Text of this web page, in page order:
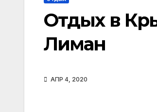
Отдых в
Лиман
АПР 4, 2020